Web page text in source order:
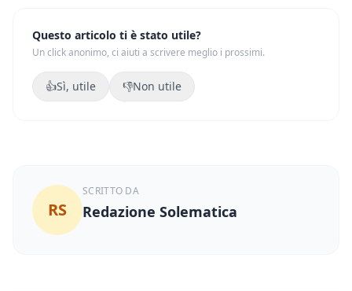
Questo articolo ti è stato utile?
Un click anonimo, ci aiuti a scrivere meglio i prossimi.
👍Sì, utile 👎Non utile
RS
SCRITTO DA
Redazione Solematica